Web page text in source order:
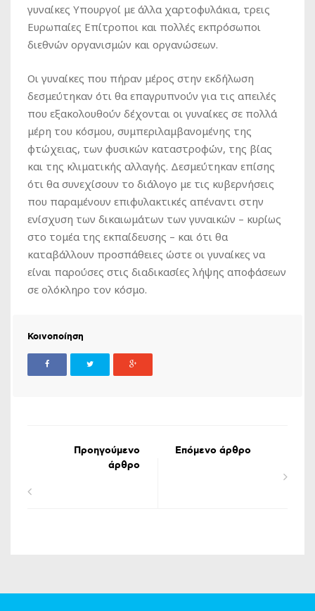
γυναίκες Υπουργοί με άλλα χαρτοφυλάκια, τρεις
Ευρωπαίες Επίτροποι και πολλές εκπρόσωποι
διεθνών οργανισμών και οργανώσεων.
Οι γυναίκες που πήραν μέρος στην εκδήλωση
δεσμεύτηκαν ότι θα επαγρυπνούν για τις απειλές
που εξακολουθούν δέχονται οι γυναίκες σε πολλά
μέρη του κόσμου, συμπεριλαμβανομένης της
φτώχειας, των φυσικών καταστροφών, της βίας
και της κλιματικής αλλαγής. Δεσμεύτηκαν επίσης
ότι θα συνεχίσουν το διάλογο με τις κυβερνήσεις
που παραμένουν επιφυλακτικές απέναντι στην
ενίσχυση των δικαιωμάτων των γυναικών – κυρίως
στο τομέα της εκπαίδευσης – και ότι θα
καταβάλλουν προσπάθειες ώστε οι γυναίκες να
είναι παρούσες στις διαδικασίες λήψης αποφάσεων
σε ολόκληρο τον κόσμο.
Κοινοποίηση
Προηγούμενο
άρθρο
Επόμενο άρθρο